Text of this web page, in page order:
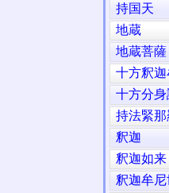
持国天
地蔵
地蔵菩薩
十方釈
十方分身
持法緊那
釈迦
釈迦如来
釈迦牟